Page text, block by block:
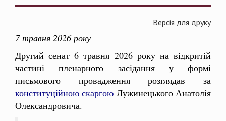
Версія для друку
7 травня 2026 року
Другий сенат 6 травня 2026 року на відкритій
частині пленарного засідання у формі
письмового провадження розглядав за
конституційною скаргою Лужинецького Анатолія
Олександровича.